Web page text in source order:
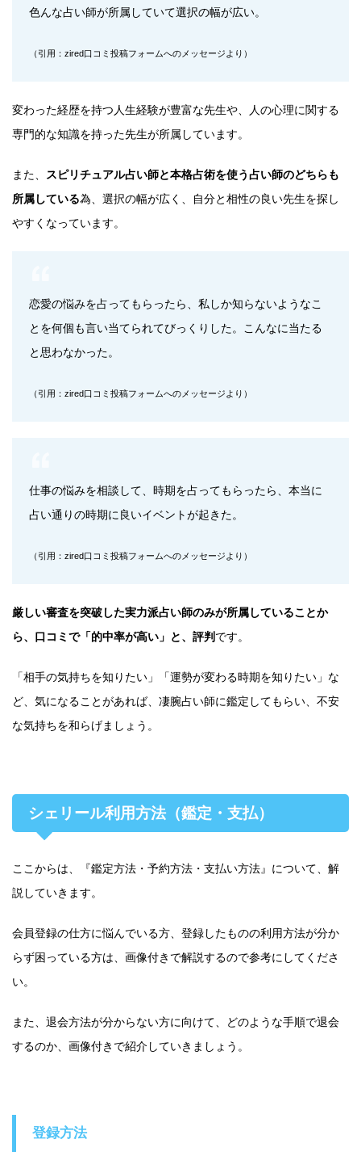
色んな占い師が所属していて選択の幅が広い。
（引用：zired口コミ投稿フォームへのメッセージより）
変わった経歴を持つ人生経験が豊富な先生や、人の心理に関する
専門的な知識を持った先生が所属しています。
また、
スピリチュアル占い師と本格占術を使う占い師のどちらも
所属している為、選択の幅が広く、自分と相性の良い先生を探し
やすくなっています。
恋愛の悩みを占ってもらったら、私しか知らないようなこ
とを何個も言い当てられてびっくりした。こんなに当たる
と思わなかった。
（引用：zired口コミ投稿フォームへのメッセージより）
仕事の悩みを相談して、時期を占ってもらったら、本当に
占い通りの時期に良いイベントが起きた。
（引用：zired口コミ投稿フォームへのメッセージより）
厳しい審査を突破した実力派占い師のみが所属していることか
ら、口コミで「的中率が高い」と、評判 です。
「相手の気持ちを知りたい」「運勢が変わる時期を知りたい」な
ど、気になることがあれば、凄腕占い師に鑑定してもらい、不安
な気持ちを和らげましょう。
シェリール利用方法（鑑定・支払）
ここからは、『鑑定方法・予約方法・支払い方法』について、解
説していきます。
会員登録の仕方に悩んでいる方、登録したものの利用方法が分か
らず困っている方は、画像付きで解説するので参考にしてくださ
い。
また、退会方法が分からない方に向けて、どのような手順で退会
するのか、画像付きで紹介していきましょう。
登録方法